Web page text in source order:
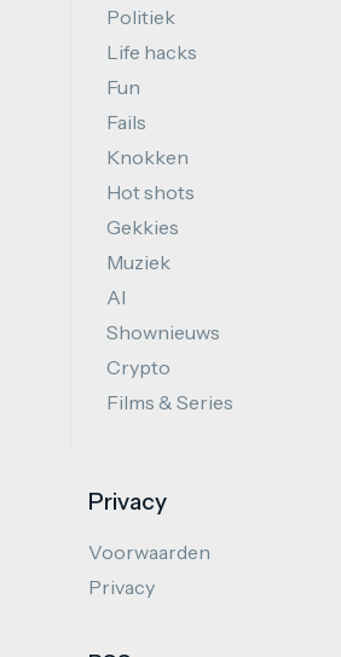
Politiek
Life hacks
Fun
Fails
Knokken
Hot shots
Gekkies
Muziek
AI
Shownieuws
Crypto
Films & Series
Privacy
Voorwaarden
Privacy